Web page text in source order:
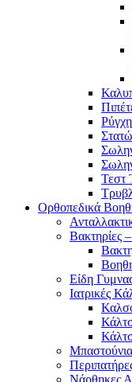
Ρύγχη
Τεστ
Ορθοπεδικά
Βακτηρίες
Είδη
Ιατρικές
Μπαστούνια
Νάρθηκες